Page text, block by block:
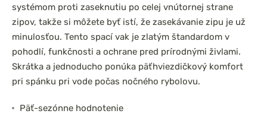
systémom proti zaseknutiu po celej vnútornej strane
zipov, takže si môžete byť istí, že zasekávanie zipu je už
minulosťou. Tento spací vak je zlatým štandardom v
pohodlí, funkčnosti a ochrane pred prírodnými živlami.
Skrátka a jednoducho ponúka päťhviezdičkový komfort
pri spánku pri vode počas nočného rybolovu.
Päť-sezónne hodnotenie